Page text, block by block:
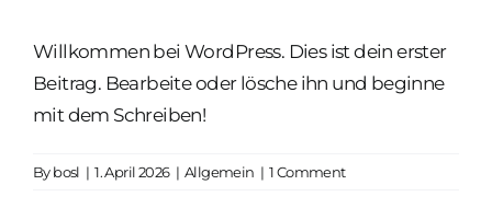
Willkommen bei WordPress. Dies ist dein erster
Beitrag. Bearbeite oder lösche ihn und beginne
mit dem Schreiben!
Bybosl | 1. April 2026 | Allgemein | 1 Comment